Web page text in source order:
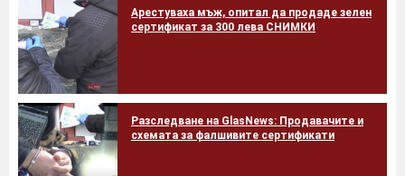
Арестуваха мъж, опитал да продаде зелен
сертификат за 300 лева СНИМКИ
Разследване на GlasNews: Продавачите и
схемата за фалшивите сертификати